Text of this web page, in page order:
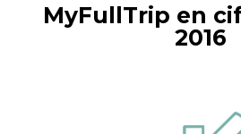
MyFullTrip en
2016